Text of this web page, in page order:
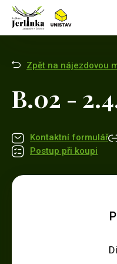
Zpět na nájezdovou
B.02 -
Kontaktní formulář
Postup při koupi